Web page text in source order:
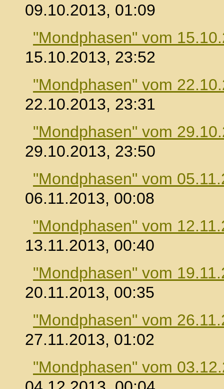
09.10.2013, 01:09
"Mondphasen" vom
15.10.2013, 23:52
"Mondphasen" vom
22.10.2013, 23:31
"Mondphasen" vom
29.10.2013, 23:50
"Mondphasen" vom
06.11.2013, 00:08
"Mondphasen" vom
13.11.2013, 00:40
"Mondphasen" vom
20.11.2013, 00:35
"Mondphasen" vom
27.11.2013, 01:02
"Mondphasen" vom